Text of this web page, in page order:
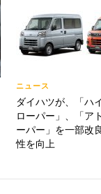
ニュース
ダイハツが、「ハ
ローパー」、「ア
ーパー」を一部改
性を向上